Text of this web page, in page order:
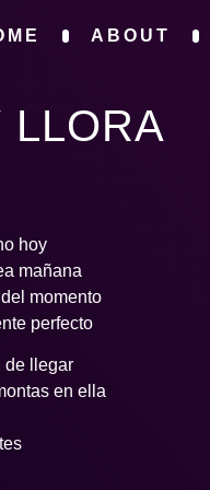
ABOUT
LLORA
hoy
mañana
momento
perfecto
de llegar
en ella